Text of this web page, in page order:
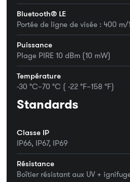
Bluetooth® LE
Portée de ligne de visée : 400 m/
Puissance
Plage PIRE 10 dBm (10 mW)
Température
-30 °C–70 °C ( -22 °F–158 °F)
Standards
Classe IP
IP66, IP67, IP69
Résistance
Boîtier résistant aux UV +